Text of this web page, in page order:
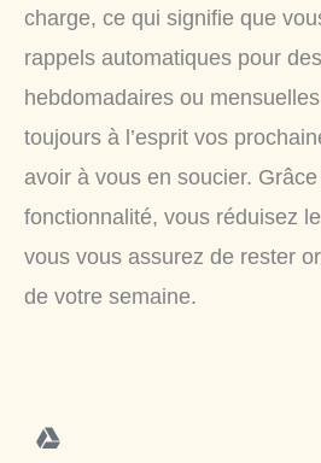
charge, ce qui signifie que
rappels automatiques pour
hebdomadaires ou
toujours à l’esprit vos
avoir à vous en soucier.
fonctionnalité, vous réduisez
vous vous assurez de rester
de votre semaine.